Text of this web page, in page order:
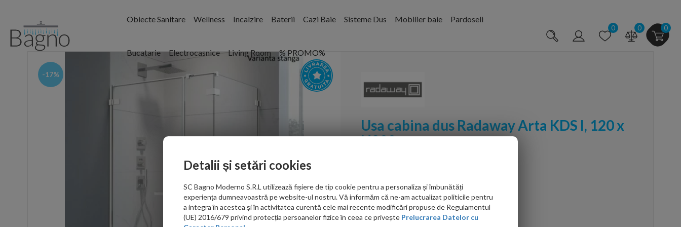
Obiecte Sanitare Wellness Incalzire Baterii Cazi Baie Sisteme Dus Mobilier baie Pardoseli
Bucatarie Electrocasnice Living Room % PROMO%
0 0 0
-17%
Usa cabina dus Radaway Arta KDS I, 120 x
H200 cm
PRP: 7,534.00 RON
6,328.00 RON
Produsul beneficiaza
Detalii și setări cookies
SC Bagno Moderno S.R.L utilizează fișiere de tip cookie pentru a personaliza și îmbunătăți
experiența dumneavoastră pe website-ul nostru. Vă informăm că ne-am actualizat politicile pentru
a integra în acestea și în activitatea curentă cele mai recente modificări propuse de Regulamentul
(UE) 2016/679 privind protecția persoanelor fizice în ceea ce privește Prelucrarea Datelor cu